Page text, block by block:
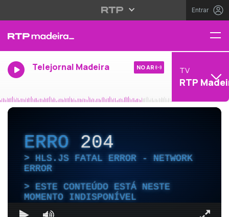
Entrar
Telejornal Madeira NO AR TV
RTP
ERRO204
HLS.JS FATAL ERROR - NETWORK
ERROR
ESTE CONTEÚDO ESTÁ NESTE
MOMENTO INDISPONÍVEL